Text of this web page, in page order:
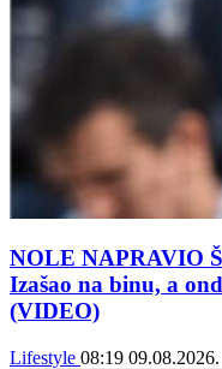
NOLE NAPRAVIO
Izašao na binu, a
(VIDEO)
Lifestyle 08:19 09.08.2026.